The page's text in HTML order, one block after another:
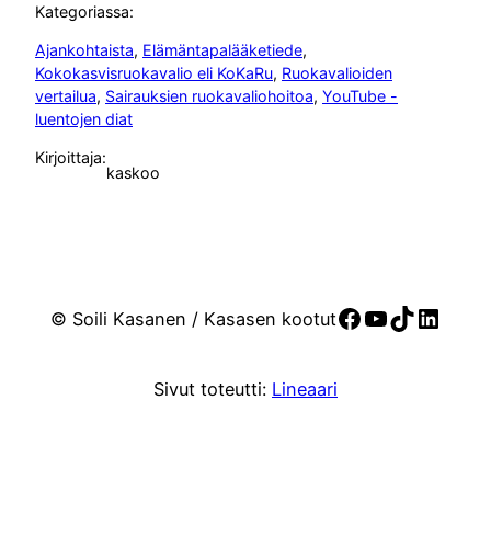
Kategoriassa:
Ajankohtaista, Elämäntapalääketiede
Kokokasvisruokavalio eli KoKaRu, Ruokavalioiden
vertailua, Sairauksien ruokavaliohoitoa, YouTube -
luentojen diat
Kirjoittaja:
kaskoo
© Soili Kasanen / Kasasen kootutFacebook
YouTube
TikTok
Sivut toteutti: Lineaari